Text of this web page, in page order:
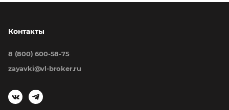
Контакты
8 (800) 600-58-75
zayavki@vl-broker.ru